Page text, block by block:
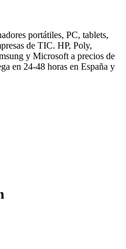
portátiles, PC, tablets,
de TIC. HP, Poly,
y Microsoft a precios de
en 24-48 horas en España y